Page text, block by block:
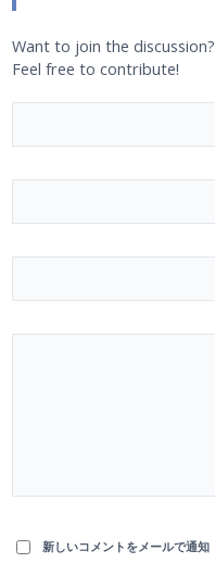
Want to join the discussion?
Feel free to contribute!
新しいコメントをメールで通知